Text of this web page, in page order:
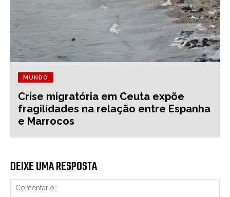
MUNDO
Crise migratória em Ceuta expõe
fragilidades na relação entre Espanha
e Marrocos
DEIXE UMA RESPOSTA